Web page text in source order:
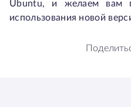
Ubuntu, и желаем вам
использования новой